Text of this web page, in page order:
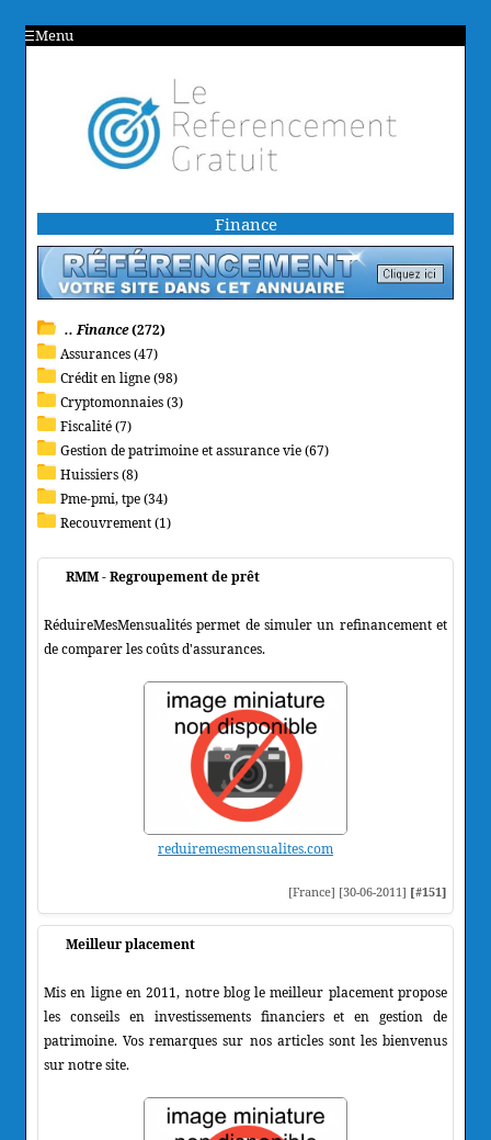
Menu
Finance
.. Finance(272)
Assurances (47)
Crédit en ligne (98)
Cryptomonnaies (3)
Fiscalité (7)
Gestion de patrimoine et assurance vie (67)
Huissiers (8)
Pme-pmi, tpe (34)
Recouvrement (1)
RMM - Regroupement de prêt
RéduireMesMensualités permet de simuler un refinancement et
de comparer les coûts d'assurances.
reduiremesmensualites.com
[France] [30-06-2011] [#151]
Meilleur placement
Mis en ligne en 2011, notre blog le meilleur placement propose
les conseils en investissements financiers et en gestion de
patrimoine. Vos remarques sur nos articles sont les bienvenus
sur notre site.